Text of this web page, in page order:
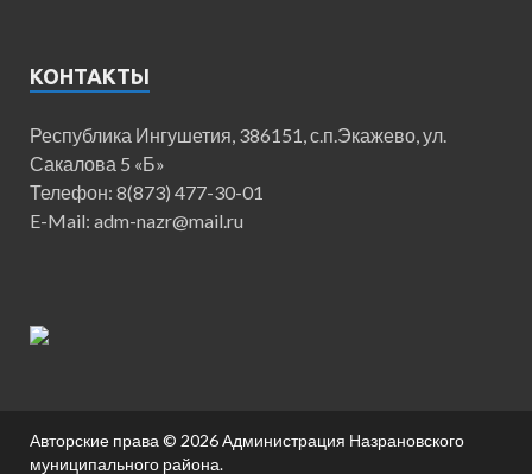
КОНТАКТЫ
Республика Ингушетия, 386151, с.п.Экажево, ул.
Сакалова 5 «Б»
Телефон: 8(873) 477-30-01
E-Mail: adm-nazr@mail.ru
Авторские права © 2026Администрация Назрановского
муниципального района.